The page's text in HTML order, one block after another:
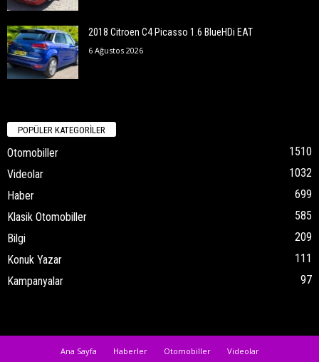
2018 Citroen C4 Picasso 1.6 BlueHDi EAT
6 Ağustos 2026
POPÜLER KATEGORİLER
Otomobiller
1510
Videolar
1032
Haber
699
Klasik Otomobiller
585
Bilgi
209
Konuk Yazar
111
Kampanyalar
97
Ana Sayfa Haberler Otomobiller Videolar